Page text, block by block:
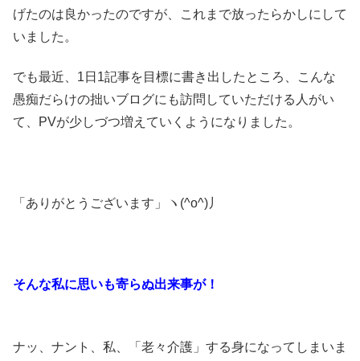
げたのは良かったのですが、これまで放ったらかしにして
いました。
でも最近、1日1記事を目標に書き出したところ、こんな
愚痴だらけの拙いブログにも訪問していただける人がい
て、PVが少しづつ増えていくようになりました。
「ありがとうございます」ヽ(^o^)丿
そんな私に思いも寄らぬ出来事が！
ナッ、ナント、私、「老々介護」する身になってしまいま